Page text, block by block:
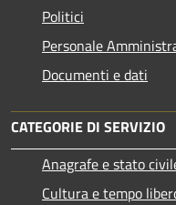
Politici
Personale
Documenti e dati
CATEGORIE DI SERVIZIO
Anagrafe e stato
Cultura e tempo